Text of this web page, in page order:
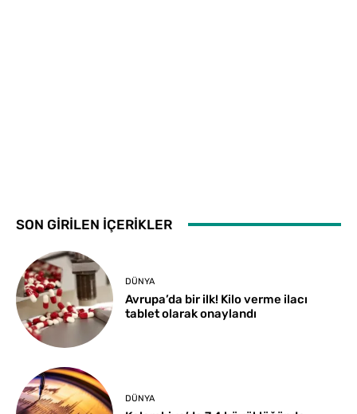
SON GİRİLEN İÇERİKLER
DÜNYA
Avrupa’da bir ilk! Kilo verme ilacı
tablet olarak onaylandı
DÜNYA